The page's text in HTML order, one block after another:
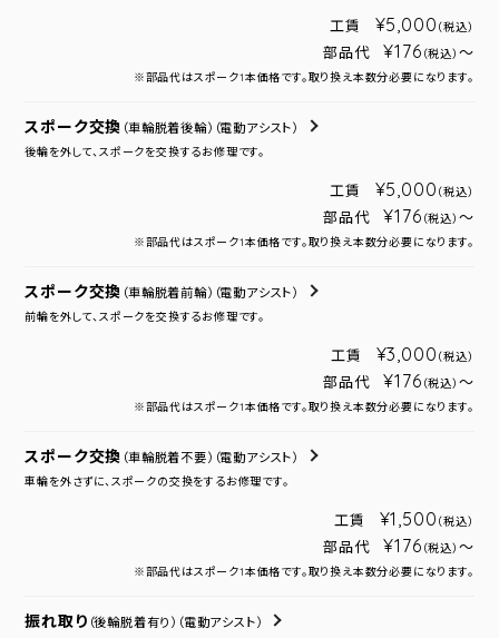
工賃 ¥5,000 （税込）
部品代 ¥176 （税込） ～
※部品代はスポーク1本価格です。取り換え本数分必要になります。
スポーク交換 （車輪脱着後輪） （電動アシスト）
後輪を外して、スポークを交換するお修理です。
工賃 ¥5,000 （税込）
部品代 ¥176 （税込） ～
※部品代はスポーク1本価格です。取り換え本数分必要になります。
スポーク交換 （車輪脱着前輪） （電動アシスト）
前輪を外して、スポークを交換するお修理です。
工賃 ¥3,000 （税込）
部品代 ¥176 （税込） ～
※部品代はスポーク1本価格です。取り換え本数分必要になります。
スポーク交換 （車輪脱着不要） （電動アシスト）
車輪を外さずに、スポークの交換をするお修理です。
工賃 ¥1,500 （税込）
部品代 ¥176 （税込） ～
※部品代はスポーク1本価格です。取り換え本数分必要になります。
振れ取り （後輪脱着有り） （電動アシスト）